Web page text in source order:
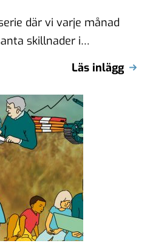
där vi varje månad
skillnader i
Läs inlägg